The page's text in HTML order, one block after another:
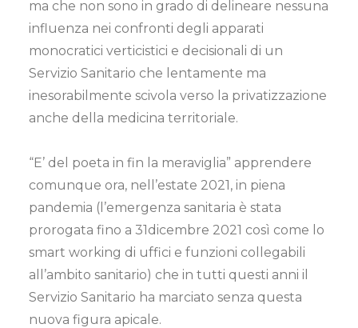
ma che non sono in grado di delineare nessuna
influenza nei confronti degli apparati
monocratici verticistici e decisionali di un
Servizio Sanitario che lentamente ma
inesorabilmente scivola verso la privatizzazione
anche della medicina territoriale.
“E’ del poeta in fin la meraviglia” apprendere
comunque ora, nell’estate 2021, in piena
pandemia (l’emergenza sanitaria è stata
prorogata fino a 31dicembre 2021 così come lo
smart working di uffici e funzioni collegabili
all’ambito sanitario) che in tutti questi anni il
Servizio Sanitario ha marciato senza questa
nuova figura apicale.